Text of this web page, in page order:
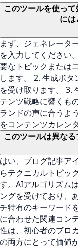
このツールを使っ
には
まず、ジェネレータ
を入力してください
要なトピックまたは
します。 2. 生成ボ
を受け取ります。 3.
テンツ戦略に響くも
ランドの声に合うよ
をコンテンツカレン
このツールは異な
はい、ブログ記事ア
らテクニカルトピッ
す。AIアルゴリズム
ングを受けており、
チ特有のキーワード
に合わせた関連コン
性は、初心者のブロ
の両方にとって価値